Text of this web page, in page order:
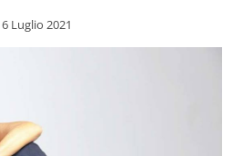
Luglio 2021